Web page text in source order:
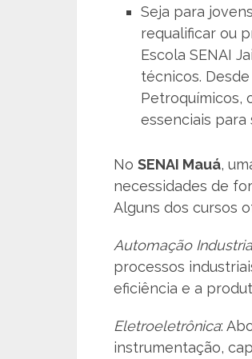
Seja para
requalificar ou
Escola SENAI
técnicos.
Petroquímicos,
essenciais
No SENAI Mauá,
necessidades de
Alguns dos cursos
Automação
processos
eficiência e a
Eletroeletrônica:
instrumentação,